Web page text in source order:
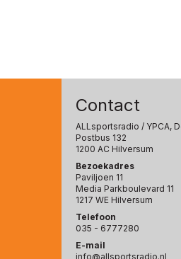
Contact
ALLsportsradio / YPCA,
Postbus 132
1200 AC Hilversum
Bezoekadres
Paviljoen 11
Media Parkboulevard 11
1217 WE Hilversum
Telefoon
035 - 6777280
E-mail
info@allsportsradio.nl